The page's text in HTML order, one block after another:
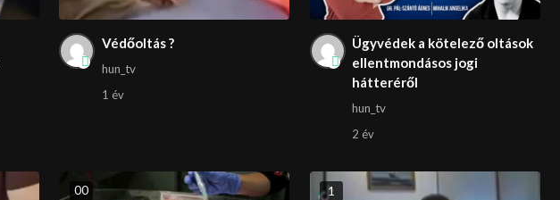
Védőoltás ?
hun_tv
1 év
Ügyvédek a kötelező oltások
ellentmondásos jogi
hátteréről
hun_tv
2 év
00
1